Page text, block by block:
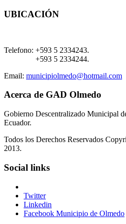
UBICACIÓN
Telefono: +593 5 2334243.
+593 5 2334244.
Email: municipiolmedo@hotmail.com
Acerca de GAD Olmedo
Gobierno Descentralizado Municipal
Ecuador.
Todos los Derechos Reservados
2013.
Social links
Twitter
Linkedin
Facebook Municipio de Olmedo